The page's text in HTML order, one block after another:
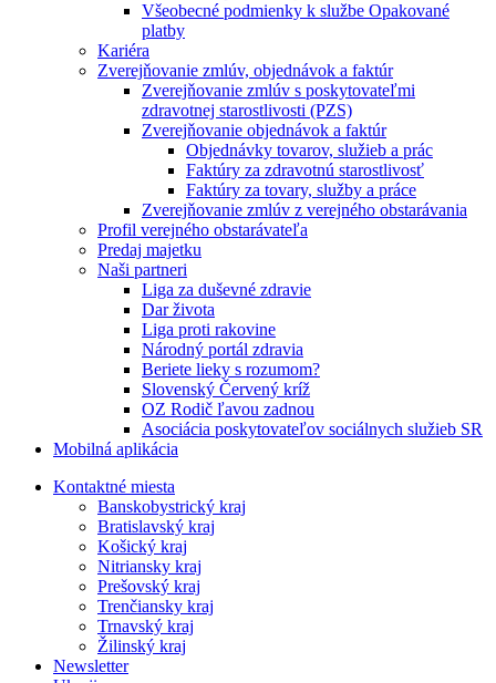
Všeobecné podmienky k službe Opakované
platby
Kariéra
Zverejňovanie zmlúv, objednávok a faktúr
Zverejňovanie zmlúv s poskytovateľmi
zdravotnej starostlivosti (PZS)
Zverejňovanie objednávok a faktúr
Objednávky tovarov, služieb a prác
Faktúry za zdravotnú starostlivosť
Faktúry za tovary, služby a práce
Zverejňovanie zmlúv z verejného obstarávania
Profil verejného obstarávateľa
Predaj majetku
Naši partneri
Liga za duševné zdravie
Dar života
Liga proti rakovine
Národný portál zdravia
Beriete lieky s rozumom?
Slovenský Červený kríž
OZ Rodič ľavou zadnou
Asociácia poskytovateľov sociálnych služieb SR
Mobilná aplikácia
Kontaktné miesta
Banskobystrický kraj
Bratislavský kraj
Košický kraj
Nitriansky kraj
Prešovský kraj
Trenčiansky kraj
Trnavský kraj
Žilinský kraj
Newsletter